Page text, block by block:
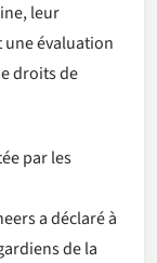
leur
évaluation
droits de
par les
a déclaré à
de la